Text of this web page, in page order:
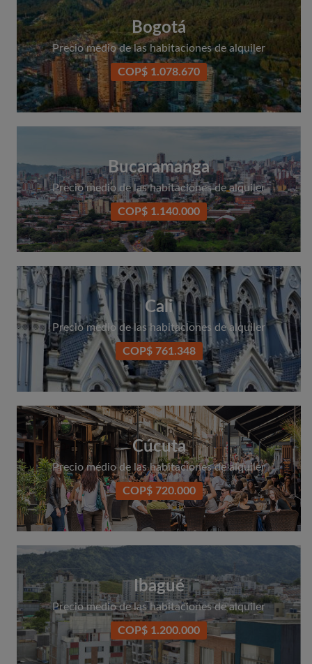
Bogotá
Precio medio de las habitaciones de alquiler
COP$ 1.078.670
Bucaramanga
Precio medio de las habitaciones de alquiler
COP$ 1.140.000
Cali
Precio medio de las habitaciones de alquiler
COP$ 761.348
Cúcuta
Precio medio de las habitaciones de alquiler
COP$ 720.000
Ibagué
Precio medio de las habitaciones de alquiler
COP$ 1.200.000